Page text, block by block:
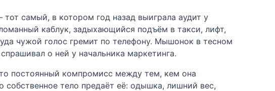
самый, в котором год назад выиграла аудит у
каблук, задыхающийся подъём в такси, лифт,
чужой голос гремит по телефону. Мышонок в тесном
о ней у начальника маркетинга.
постоянный компромисс между тем, кем она
тело предаёт её: одышка, лишний вес,